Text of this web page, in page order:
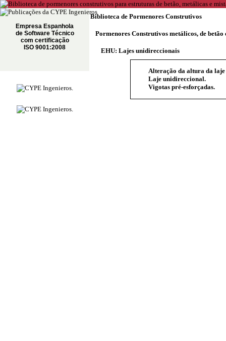
Empresa Espanhola
de Software Técnico
com certificação
ISO 9001:2008
Biblioteca de Pormenores Construtivos
Pormenores Construtivos metálicos, de betão
EHU: Lajes unidireccionais
Alteração da altura da
Laje unidireccional.
Vigotas pré-esforçadas.